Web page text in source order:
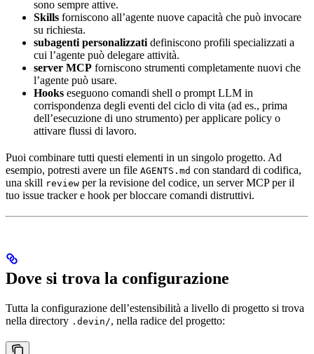
sono sempre attive.
Skills forniscono all’agente nuove capacità che può invocare
su richiesta.
subagenti personalizzatidefiniscono profili specializzati a
cui l’agente può delegare attività.
server MCP forniscono strumenti completamente nuovi che
l’agente può usare.
Hooks eseguono comandi shell o prompt LLM in
corrispondenza degli eventi del ciclo di vita (ad es., prima
dell’esecuzione di uno strumento) per applicare policy o
attivare flussi di lavoro.
Puoi combinare tutti questi elementi in un singolo progetto. Ad
esempio, potresti avere un file AGENTS.md con standard di codifica,
una skill review per la revisione del codice, un server MCP per il
tuo issue tracker e hook per bloccare comandi distruttivi.
Dove si trova la configurazione
Tutta la configurazione dell’estensibilità a livello di progetto si trova
nella directory .devin/, nella radice del progetto: